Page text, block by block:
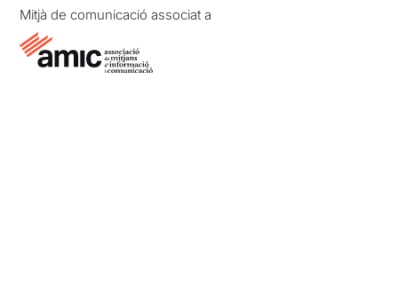
Mitjà de comunicació associat a